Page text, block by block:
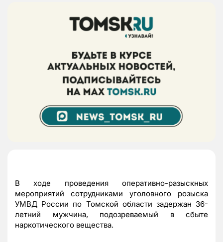
В ходе проведения оперативно-разыскных
мероприятий сотрудниками уголовного розыска
УМВД России по Томской области задержан 36-
летний мужчина, подозреваемый в сбыте
наркотического вещества.